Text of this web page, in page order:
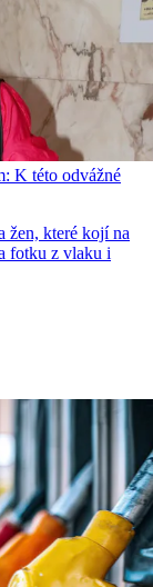
K této odvážné
žen, které kojí na
fotku z vlaku i